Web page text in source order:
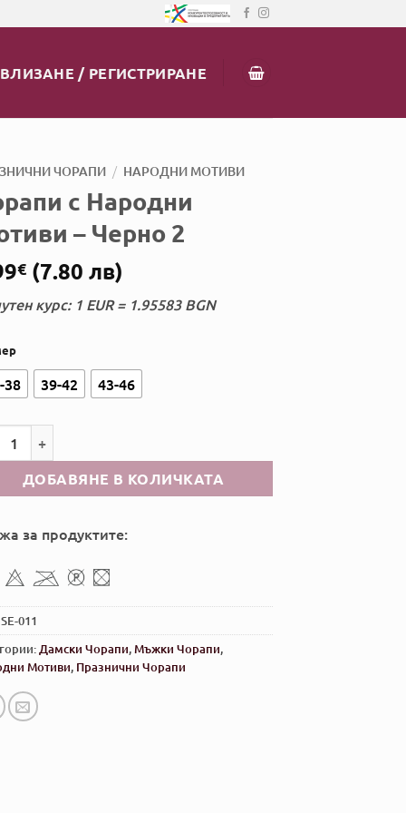
ВЛИЗАНЕ / РЕГИСТРИРАНЕ
ЧОРАПИ / НАРОДНИ МОТИВИ
с Народни
– Черно 2
€ (7.80 лв)
курс: 1 EUR = 1.95583 BGN
38 39-42 43-46
ДОБАВЯНЕ В КОЛИЧКАТА
за продуктите:
SE-011
Дамски Чорапи,Мъжки Чорапи,
Мотиви, Празнични Чорапи